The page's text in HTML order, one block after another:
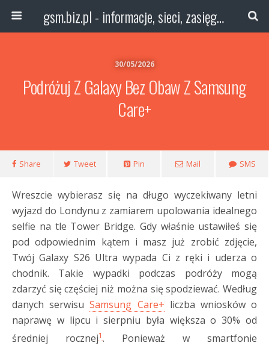
gsm.biz.pl - informacje, sieci, zasięg technologie
30/05/2026
Podróżuj Z Galaxy Bez Obaw Z Samsung
Care+
Share Tweet Pin Mail SMS
Wreszcie wybierasz się na długo wyczekiwany letni
wyjazd do Londynu z zamiarem upolowania idealnego
selfie na tle Tower Bridge. Gdy właśnie ustawiłeś się
pod odpowiednim kątem i masz już zrobić zdjęcie,
Twój Galaxy S26 Ultra wypada Ci z ręki i uderza o
chodnik. Takie wypadki podczas podróży mogą
zdarzyć się częściej niż można się spodziewać. Według
danych serwisuSamsung Care+ liczba wniosków o
naprawę w lipcu i sierpniu była większa o 30% od
średniej rocznej1. Ponieważ w smartfonie